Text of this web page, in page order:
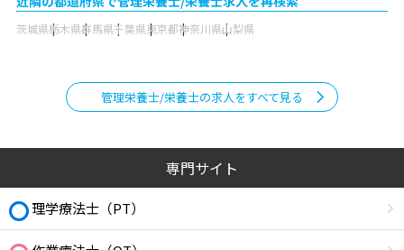
茨城県栃木県群馬県千葉県東京都神奈川県山梨県
管理栄養士/栄養士の求人をすべて見る
専門サイト
理学療法士（PT）